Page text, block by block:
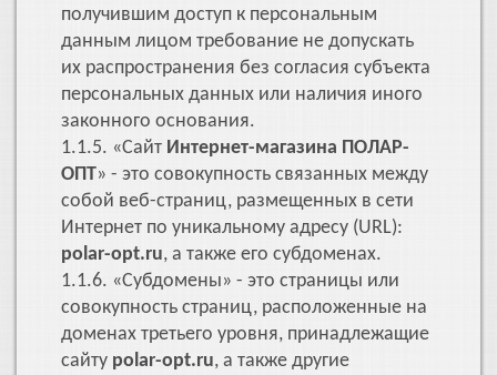
получившим доступ к персональным
данным лицом требование не допускать
их распространения без согласия субъекта
персональных данных или наличия иного
законного основания.
1.1.5. «Сайт Интернет-магазина ПОЛАР-
ОПТ» - это совокупность связанных между
собой веб-страниц, размещенных в сети
Интернет по уникальному адресу (URL):
polar-opt.ru, а также его субдоменах.
1.1.6. «Субдомены» - это страницы или
совокупность страниц, расположенные на
доменах третьего уровня, принадлежащие
сайту polar-opt.ru, а также другие